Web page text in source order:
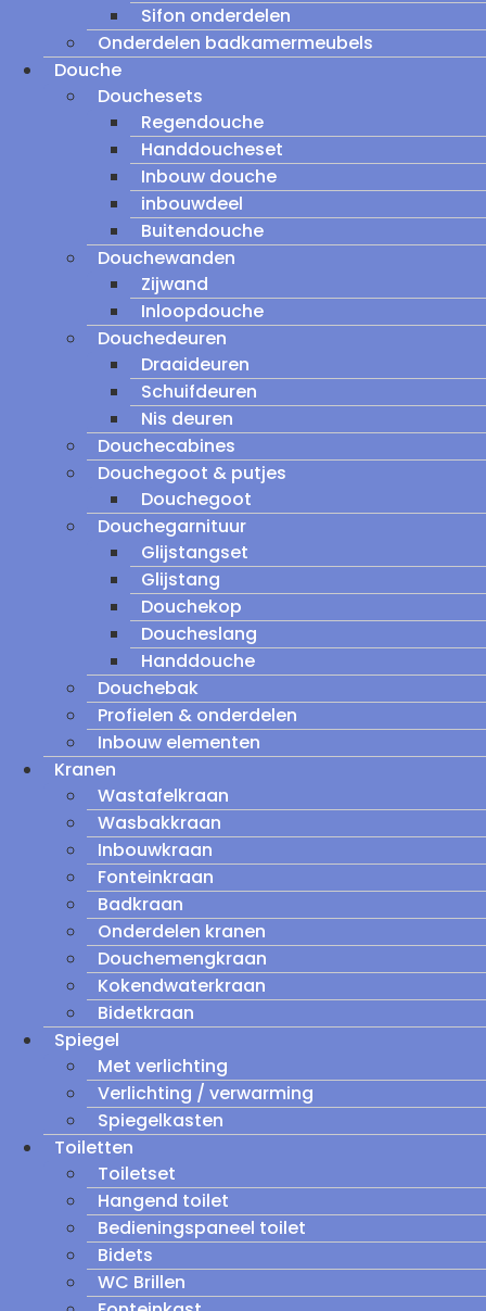
Sifon onderdelen
Onderdelen badkamermeubels
Douche
Douchesets
Regendouche
Handdoucheset
Inbouw douche
inbouwdeel
Buitendouche
Douchewanden
Zijwand
Inloopdouche
Douchedeuren
Draaideuren
Schuifdeuren
Nis deuren
Douchecabines
Douchegoot & putjes
Douchegoot
Douchegarnituur
Glijstangset
Glijstang
Douchekop
Doucheslang
Handdouche
Douchebak
Profielen & onderdelen
Inbouw elementen
Kranen
Wastafelkraan
Wasbakkraan
Inbouwkraan
Fonteinkraan
Badkraan
Onderdelen kranen
Douchemengkraan
Kokendwaterkraan
Bidetkraan
Spiegel
Met verlichting
Verlichting / verwarming
Spiegelkasten
Toiletten
Toiletset
Hangend toilet
Bedieningspaneel toilet
Bidets
WC Brillen